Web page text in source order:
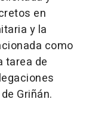
en
y la
como
tarea de
Griñán.